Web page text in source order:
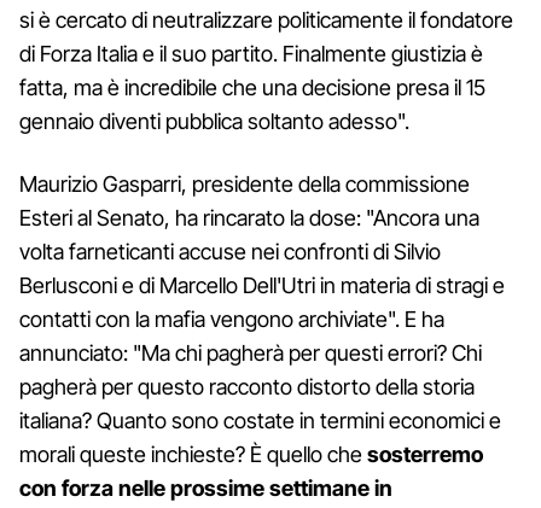
si è cercato di neutralizzare politicamente il fondatore
di Forza Italia e il suo partito. Finalmente giustizia è
fatta, ma è incredibile che una decisione presa il 15
gennaio diventi pubblica soltanto adesso".
Maurizio Gasparri, presidente della commissione
Esteri al Senato, ha rincarato la dose: "Ancora una
volta farneticanti accuse nei confronti di Silvio
Berlusconi e di Marcello Dell'Utri in materia di stragi e
contatti con la mafia vengono archiviate". E ha
annunciato: "Ma chi pagherà per questi errori? Chi
pagherà per questo racconto distorto della storia
italiana? Quanto sono costate in termini economici e
morali queste inchieste? È quello chesosterremo
con forza nelle prossime settimane in